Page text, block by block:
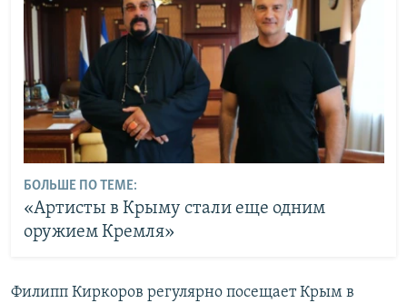
БОЛЬШЕ ПО ТЕМЕ:
«Артисты в Крыму стали еще одним
оружием Кремля»
Филипп Киркоров регулярно посещает Крым в